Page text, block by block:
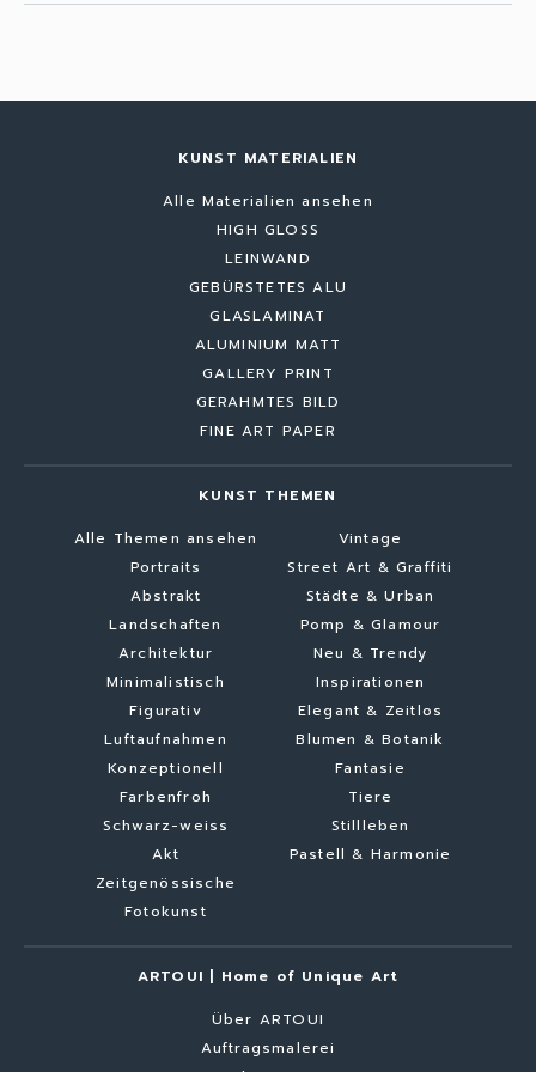
KUNST MATERIALIEN
Alle Materialien ansehen
HIGH GLOSS
LEINWAND
GEBÜRSTETES ALU
GLASLAMINAT
ALUMINIUM MATT
GALLERY PRINT
GERAHMTES BILD
FINE ART PAPER
KUNST THEMEN
Alle Themen ansehen
Portraits
Abstrakt
Landschaften
Architektur
Minimalistisch
Figurativ
Luftaufnahmen
Konzeptionell
Farbenfroh
Schwarz-weiss
Akt
Zeitgenössische
Fotokunst
Vintage
Street Art & Graffiti
Städte & Urban
Pomp & Glamour
Neu & Trendy
Inspirationen
Elegant & Zeitlos
Blumen & Botanik
Fantasie
Tiere
Stillleben
Pastell & Harmonie
ARTOUI | Home of Unique Art
Über ARTOUI
Auftragsmalerei